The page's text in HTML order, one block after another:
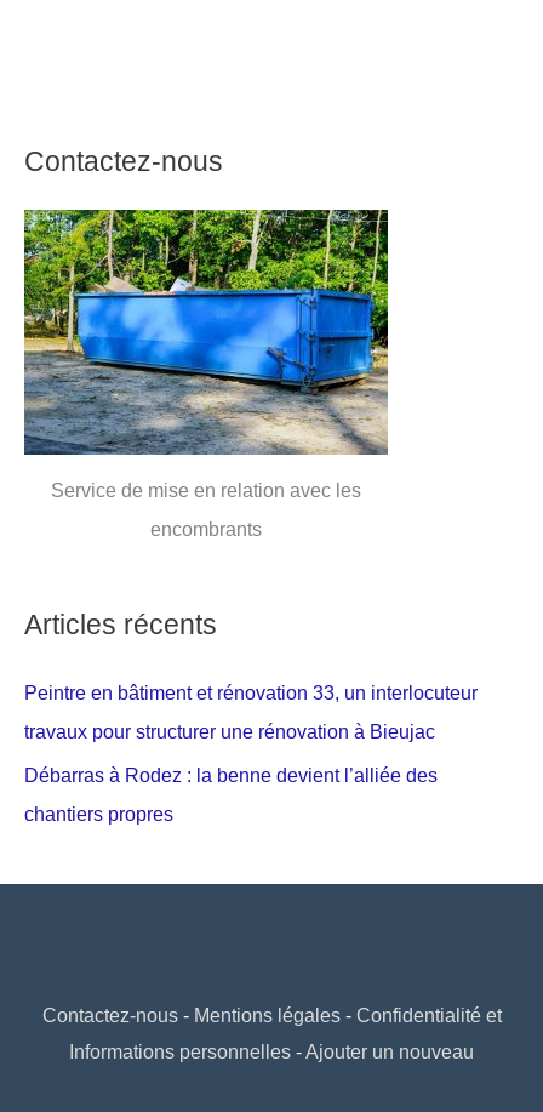
Contactez-nous
Service de mise en relation avec les
encombrants
Articles récents
Peintre en bâtiment et rénovation 33, un interlocuteur
travaux pour structurer une rénovation à Bieujac
Débarras à Rodez : la benne devient l’alliée des
chantiers propres
Contactez-nous- Mentions légales- Confidentialité et
Informations personnelles -Ajouter un nouveau